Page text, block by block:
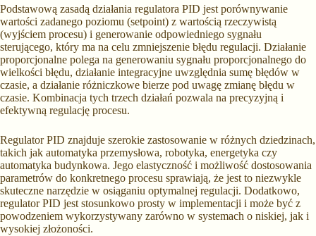
Podstawową zasadą działania regulatora PID jest porównywanie
wartości zadanego poziomu (setpoint) z wartością rzeczywistą
(wyjściem procesu) i generowanie odpowiedniego sygnału
sterującego, który ma na celu zmniejszenie błędu regulacji. Działanie
proporcjonalne polega na generowaniu sygnału proporcjonalnego do
wielkości błędu, działanie integracyjne uwzględnia sumę błędów w
czasie, a działanie różniczkowe bierze pod uwagę zmianę błędu w
czasie. Kombinacja tych trzech działań pozwala na precyzyjną i
efektywną regulację procesu.
Regulator PID znajduje szerokie zastosowanie w różnych dziedzinach,
takich jak automatyka przemysłowa, robotyka, energetyka czy
automatyka budynkowa. Jego elastyczność i możliwość dostosowania
parametrów do konkretnego procesu sprawiają, że jest to niezwykle
skuteczne narzędzie w osiąganiu optymalnej regulacji. Dodatkowo,
regulator PID jest stosunkowo prosty w implementacji i może być z
powodzeniem wykorzystywany zarówno w systemach o niskiej, jak i
wysokiej złożoności.